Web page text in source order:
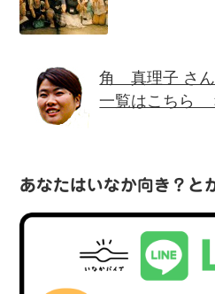
角 真理子 さん
一覧はこちら
あなたはいなか向き？と